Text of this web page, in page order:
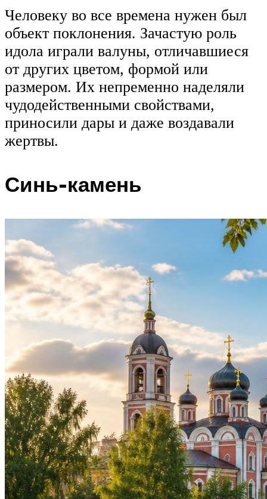
Человеку во все времена нужен был
объект поклонения. Зачастую роль
идола играли валуны, отличавшиеся
от других цветом, формой или
размером. Их непременно наделяли
чудодейственными свойствами,
приносили дары и даже воздавали
жертвы.
Синь-камень